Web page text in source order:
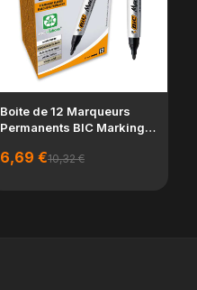
Boite de 12 Marqueurs
Permanents BIC Marking
6,69 €10,32 €